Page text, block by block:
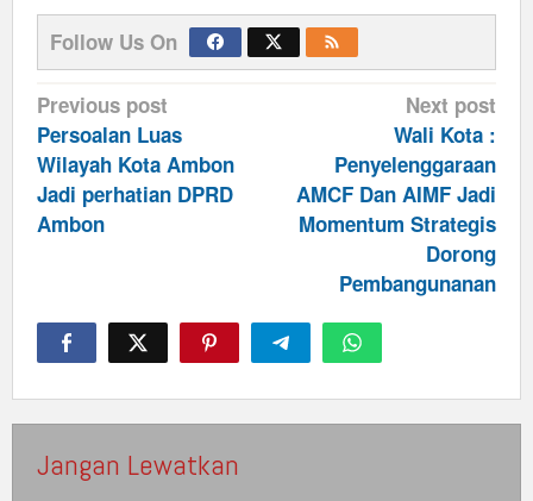
Follow Us On
Post
navigation
Previous post
Persoalan Luas
Wilayah Kota Ambon
Jadi perhatian DPRD
Ambon
Next post
Wali Kota :
Penyelenggaraan
AMCF Dan AIMF Jadi
Momentum Strategis
Dorong
Pembangunanan
Jangan Lewatkan